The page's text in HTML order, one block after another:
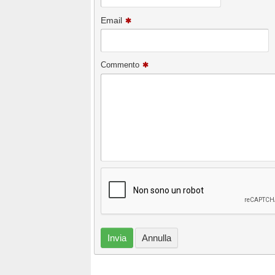
Email
Commento
Invia Annulla